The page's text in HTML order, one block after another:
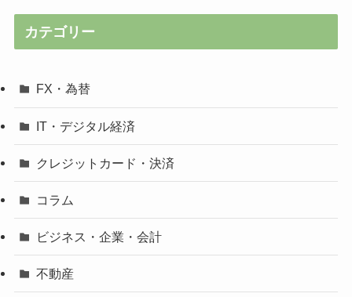
カテゴリー
FX・為替
IT・デジタル経済
クレジットカード・決済
コラム
ビジネス・企業・会計
不動産